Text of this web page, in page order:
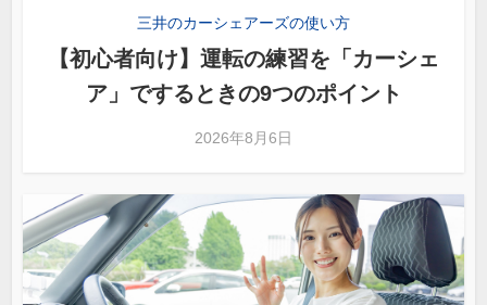
三井のカーシェアーズの使い方
【初心者向け】運転の練習を「カーシェ
ア」でするときの9つのポイント
2026年8月6日